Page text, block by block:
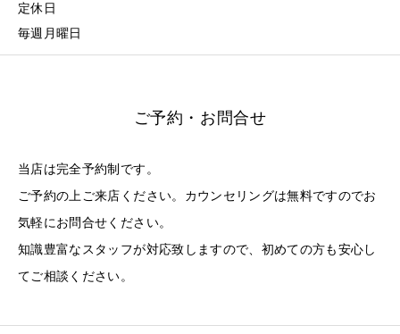
定休日
毎週月曜日
ご予約・お問合せ
当店は完全予約制です。
ご予約の上ご来店ください。カウンセリングは無料ですのでお
気軽にお問合せください。
知識豊富なスタッフが対応致しますので、初めての方も安心し
てご相談ください。